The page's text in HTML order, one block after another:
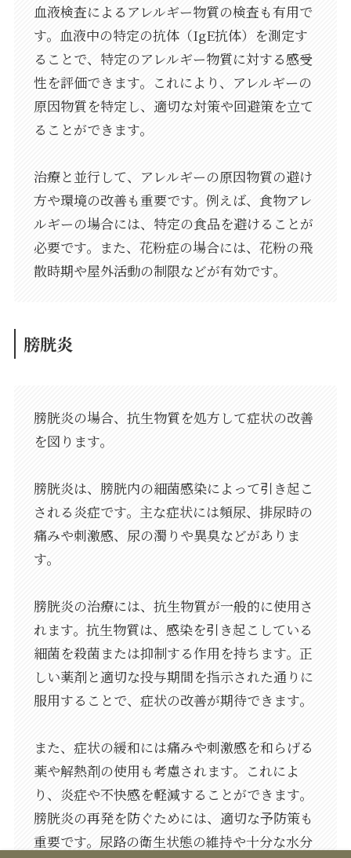
血液検査によるアレルギー物質の検査も有用で
す。血液中の特定の抗体（IgE抗体）を測定す
ることで、特定のアレルギー物質に対する感受
性を評価できます。これにより、アレルギーの
原因物質を特定し、適切な対策や回避策を立て
ることができます。
治療と並行して、アレルギーの原因物質の避け
方や環境の改善も重要です。例えば、食物アレ
ルギーの場合には、特定の食品を避けることが
必要です。また、花粉症の場合には、花粉の飛
散時期や屋外活動の制限などが有効です。
膀胱炎
膀胱炎の場合、抗生物質を処方して症状の改善
を図ります。
膀胱炎は、膀胱内の細菌感染によって引き起こ
される炎症です。主な症状には頻尿、排尿時の
痛みや刺激感、尿の濁りや異臭などがありま
す。
膀胱炎の治療には、抗生物質が一般的に使用さ
れます。抗生物質は、感染を引き起こしている
細菌を殺菌または抑制する作用を持ちます。正
しい薬剤と適切な投与期間を指示された通りに
服用することで、症状の改善が期待できます。
また、症状の緩和には痛みや刺激感を和らげる
薬や解熱剤の使用も考慮されます。これによ
り、炎症や不快感を軽減することができます。
膀胱炎の再発を防ぐためには、適切な予防策も
重要です。尿路の衛生状態の維持や十分な水分